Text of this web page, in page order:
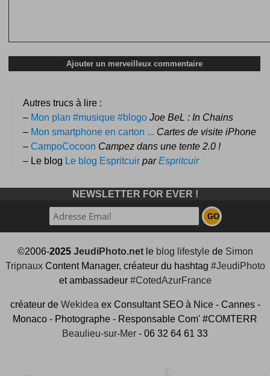
Autres trucs à lire :
– Mon plan #musique #blogo Joe BeL : In Chains
– Mon smartphone en carton ... Cartes de visite iPhone
– CampoCocoon Campez dans une tente 2.0 !
– Le blog Le blog Espritcuir parEspritcuir
NEWSLETTER FOR EVER !
©2006-2025 JeudiPhoto.netle blog lifestylede Simon
TripnauxContent Manager, créateur du hashtag #JeudiPhoto
et ambassadeur #CotedAzurFrance
créateur de Wekidea ex Consultant SEO à Nice - Cannes -
Monaco - Photographe - Responsable Com' #COMTERR
Beaulieu-sur-Mer - 06 32 64 61 33